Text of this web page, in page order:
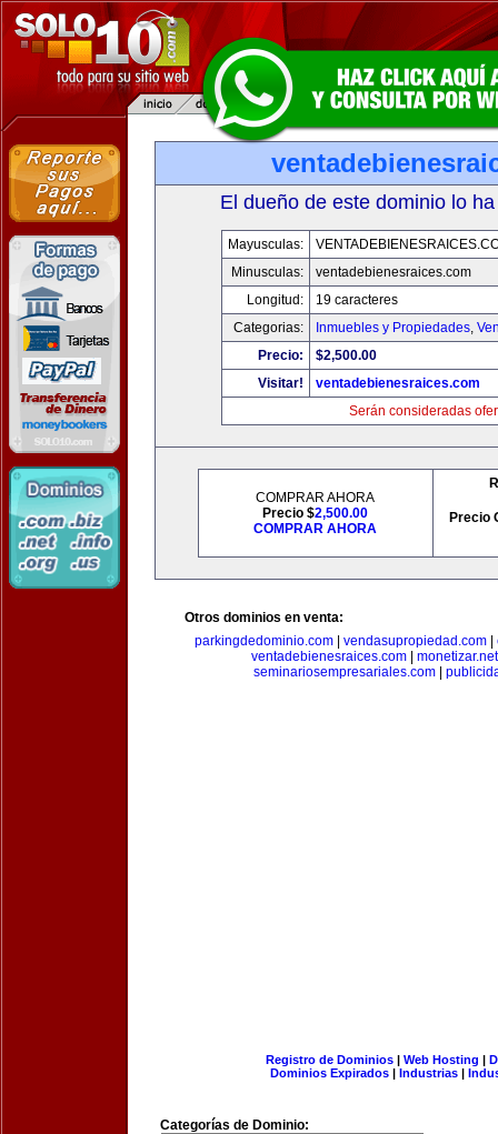
El dueño de este dominio lo
Mayusculas:
Minusculas:
ventadebienesraices.com
Longitud:
19 caracteres
Categorias:
Inmuebles y Propiedades,
Precio:
$2,500.00
Visitar!
ventadebienesraices.com
Serán consideradas
COMPRAR AHORA
Precio $2,500.00
COMPRAR AHORA
Precio
Otros dominios en venta:
parkingdedominio.com| vendasupropiedad.com|
ventadebienesraices.com
monetizar.net
seminariosempresariales.com
Registro de Dominios| Web Hosting |
Dominios Expirados | Industrias |
Categorías de Dominio: